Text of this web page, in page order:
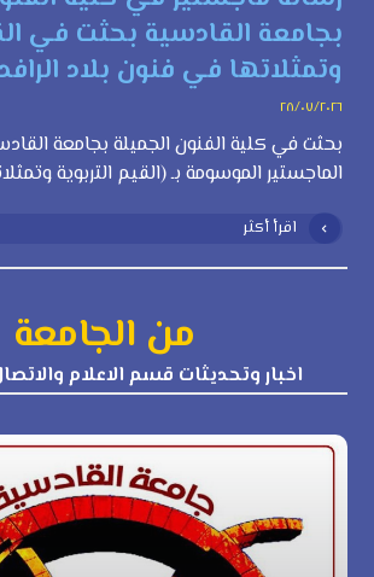
بجامعة القادسية بحثت في
وتمثلاتها في فنون بلاد
٢٨/٠٧/٢٠٢٦
بحثت في كلية الفنون الجميلة بجامعة
الماجستير الموسومة بـ (القيم التربوية
اقرأ أكثر
من الجامعة
اخبار وتحديثات قسم الاعلام